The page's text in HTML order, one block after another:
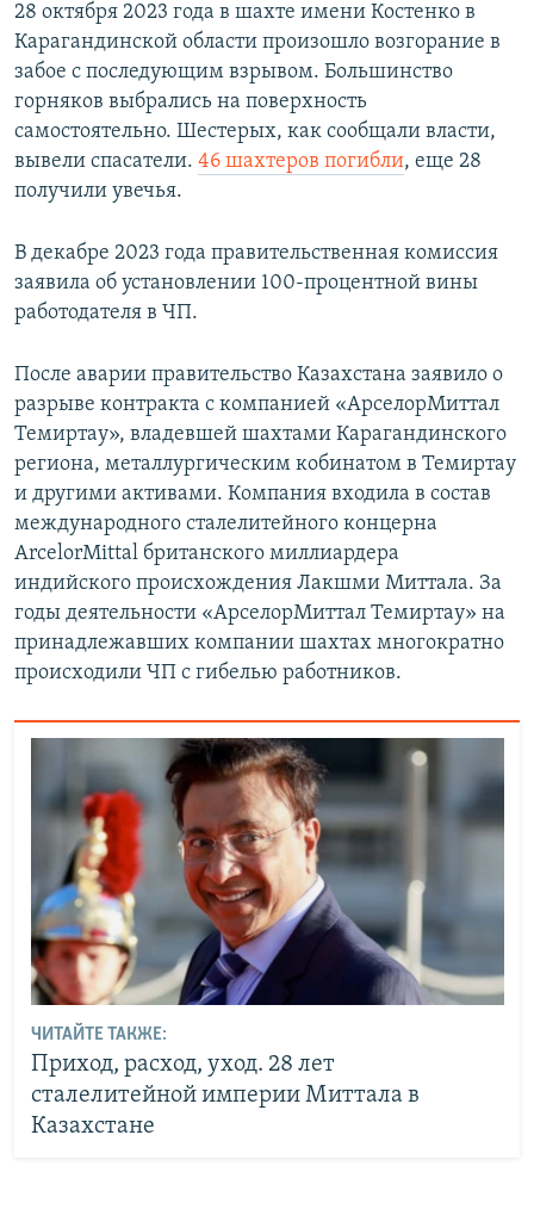
28 октября 2023 года в шахте имени Костенко в
Карагандинской области произошло возгорание в
забое с последующим взрывом. Большинство
горняков выбрались на поверхность
самостоятельно. Шестерых, как сообщали власти,
вывели спасатели. 46 шахтеров погибли, еще 28
получили увечья.
В декабре 2023 года правительственная комиссия
заявила об установлении 100-процентной вины
работодателя в ЧП.
После аварии правительство Казахстана заявило о
разрыве контракта с компанией «АрселорМиттал
Темиртау», владевшей шахтами Карагандинского
региона, металлургическим кобинатом в Темиртау
и другими активами. Компания входила в состав
международного сталелитейного концерна
ArcelorMittal британского миллиардера
индийского происхождения Лакшми Миттала. За
годы деятельности «АрселорМиттал Темиртау» на
принадлежавших компании шахтах многократно
происходили ЧП с гибелью работников.
ЧИТАЙТЕ ТАКЖЕ:
Приход, расход, уход. 28 лет
сталелитейной империи Миттала в
Казахстане